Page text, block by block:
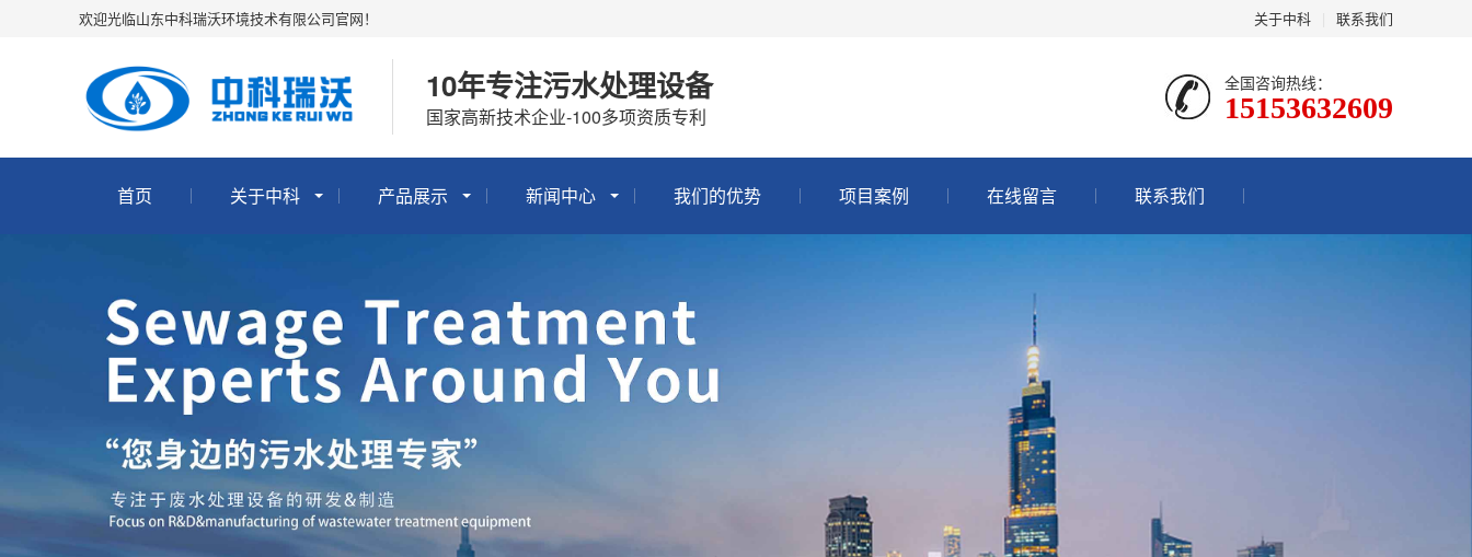
关于中科 联系我们
欢迎光临山东中科瑞沃环境技术有限公司官网！
10年专注污水处理设备
国家高新技术企业-100多项资质专利
全国咨询热线：
15153632609
首页 关于中科 产品展示 新闻中心 我们的优势 项目案例 在线留言 联系我们